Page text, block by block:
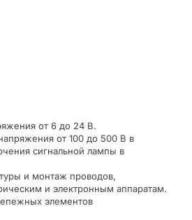
от 6 до 24 В.
от 100 до 500 В в
сигнальной лампы в
и монтаж проводов,
и электронным аппаратам.
элементов